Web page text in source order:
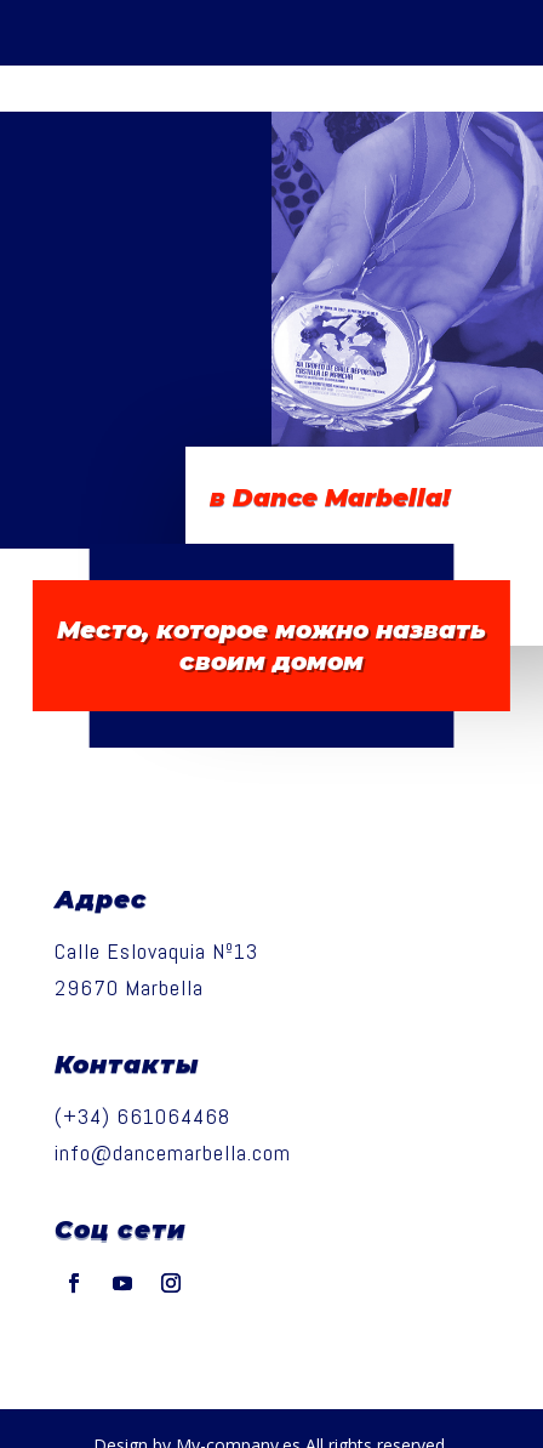
ДОБРО
ПОЖАЛОВАТЬ
в Dance Marbella!
Место, которое можно назвать
своим домом
Адрес
Calle Eslovaquia Nº13
29670 Marbella
Контакты
(+34) 661064468
info@dancemarbella.com
Соц сети